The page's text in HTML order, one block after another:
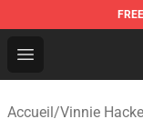
FREE
Open menu
Vinnie Hacker
Accueil/Vinnie